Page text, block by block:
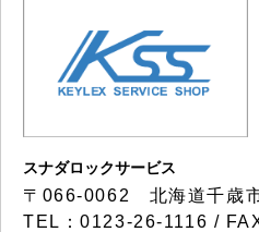
スナダロックサービス
〒066-0062 北海道千歳
TEL：0123-26-1116 /